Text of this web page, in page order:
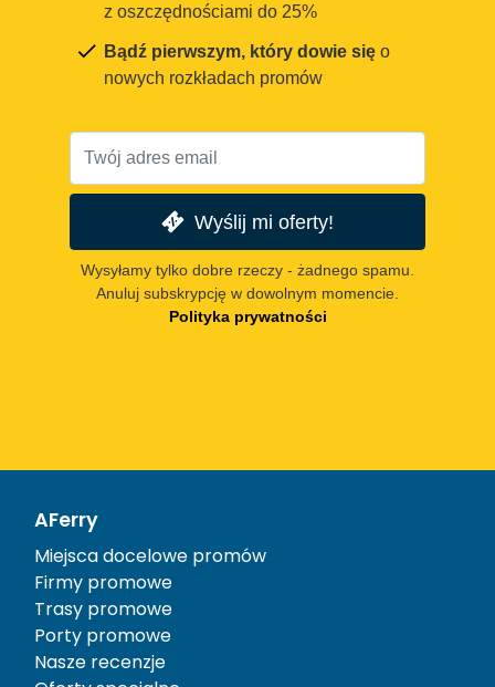
z oszczędnościami do 25%
Bądź pierwszym, który dowie się o
nowych rozkładach promów
Wyślij mi oferty!
Wysyłamy tylko dobre rzeczy - żadnego spamu.
Anuluj subskrypcję w dowolnym momencie.
Polityka prywatności
AFerry
Miejsca docelowe promów
Firmy promowe
Trasy promowe
Porty promowe
Nasze recenzje